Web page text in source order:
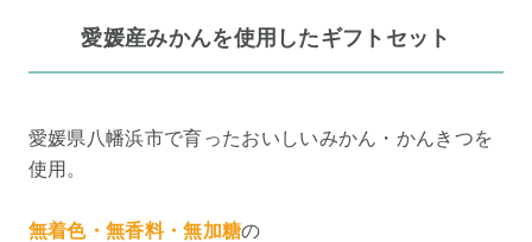
愛媛産みかんを使用したギフトセット
愛媛県八幡浜市で育ったおいしいみかん・かんきつを
使用。
無着色・無香料・無加糖の